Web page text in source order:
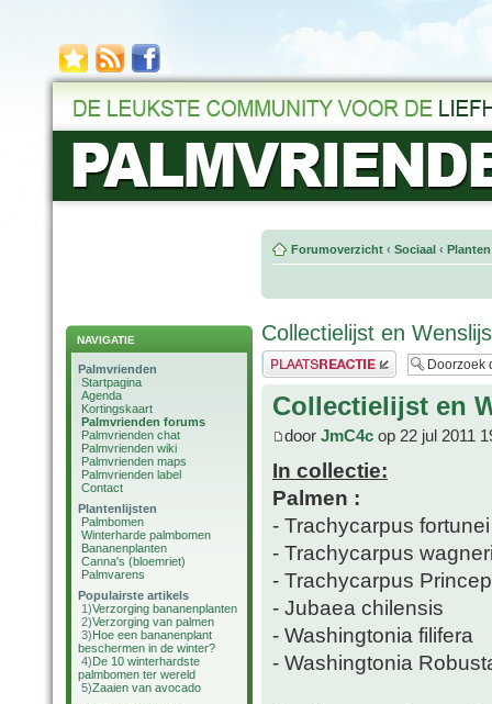
NAVIGATIE
Palmvrienden
Startpagina
Agenda
Kortingskaart
Palmvrienden forums
Palmvrienden chat
Palmvrienden wiki
Palmvrienden maps
Palmvrienden label
Contact
Plantenlijsten
Palmbomen
Winterharde palmbomen
Bananenplanten
Canna's (bloemriet)
Palmvarens
Populairste artikels
1)Verzorging bananenplanten
2)Verzorging van palmen
3)Hoe een bananenplant
beschermen in de winter?
4)De 10 winterhardste
palmbomen ter wereld
5)Zaaien van avocado
Forumoverzicht ‹ Sociaal ‹
Collectielijst en
Plaats een reactie
Collectielijst en
door JmC4c op 22 jul 2011
In collectie:
Palmen :
- Trachycarpus fortunei
- Trachycarpus
- Trachycarpus
- Jubaea chilensis
- Washingtonia filifera
- Washingtonia